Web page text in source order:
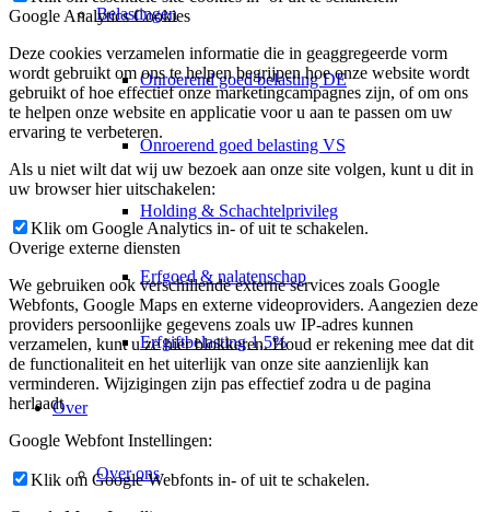
Belastingen
Onroerend goed belasting DE
Onroerend goed belasting VS
Holding & Schachtelprivileg
Erfgoed & nalatenschap
Erfgiftbelasting 1,5%
Over
Over ons
Google Analytics Cookies
Deze cookies verzamelen informatie die in geaggregeerde vorm
wordt gebruikt om ons te helpen begrijpen hoe onze website wordt
gebruikt of hoe effectief onze marketingcampagnes zijn, of om ons
te helpen onze website en applicatie voor u aan te passen om uw
ervaring te verbeteren.
Als u niet wilt dat wij uw bezoek aan onze site volgen, kunt u dit in
uw browser hier uitschakelen:
Klik om Google Analytics in- of uit te schakelen.
Overige externe diensten
We gebruiken ook verschillende externe services zoals Google
Webfonts, Google Maps en externe videoproviders. Aangezien deze
providers persoonlijke gegevens zoals uw IP-adres kunnen
verzamelen, kunt u ze hier blokkeren. Houd er rekening mee dat dit
de functionaliteit en het uiterlijk van onze site aanzienlijk kan
verminderen. Wijzigingen zijn pas effectief zodra u de pagina
herlaadt
Google Webfont Instellingen:
Klik om Google Webfonts in- of uit te schakelen.